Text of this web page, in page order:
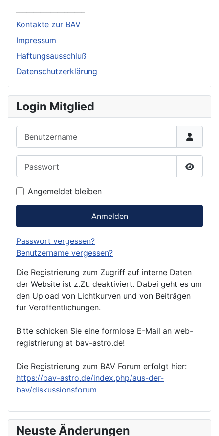
Kontakte zur BAV
Impressum
Haftungsausschluß
Datenschutzerklärung
Login Mitglied
Angemeldet bleiben
Anmelden
Passwort vergessen?
Benutzername vergessen?
Die Registrierung zum Zugriff auf interne Daten
der Website ist z.Zt. deaktiviert. Dabei geht es um
den Upload von Lichtkurven und von Beiträgen
für Veröffentlichungen.
Bitte schicken Sie eine formlose E-Mail an web-
registrierung at bav-astro.de!
Die Registrierung zum BAV Forum erfolgt hier:
https://bav-astro.de/index.php/aus-der-
bav/diskussionsforum.
Neuste Änderungen